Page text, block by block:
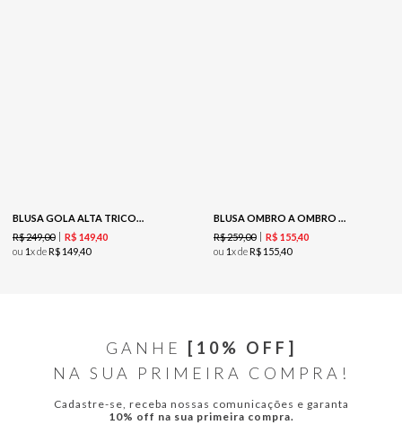
BLUSA GOLA ALTA TRICOT - COFFEE
R$249,00 R$ 14940
ou 1x deR$ 14940
BLUSA OMBRO A OMBRO DEVOREE - GREEN
R$259,00 R$ 15540
ou 1x deR$ 15540
GANHE
[10% OFF]
NA SUA PRIMEIRA COMPRA!
Cadastre-se, receba nossas comunicações e garanta
10% off na sua primeira compra.